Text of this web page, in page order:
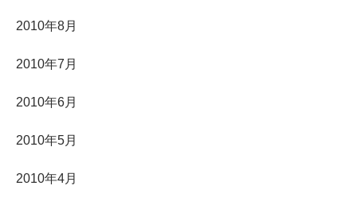
2010年8月
2010年7月
2010年6月
2010年5月
2010年4月